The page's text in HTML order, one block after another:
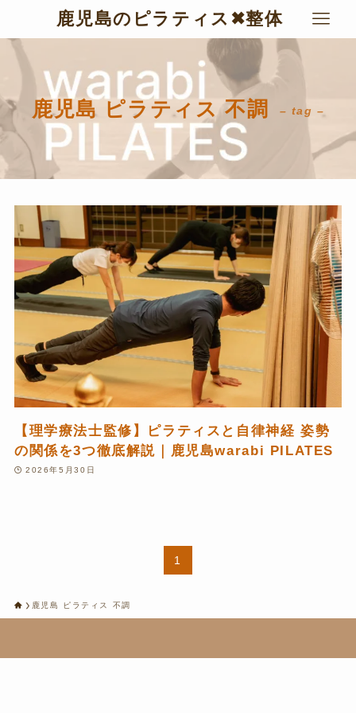
鹿児島のピラティス✖︎整体
鹿児島 ピラティス 不調 – tag –
【理学療法士監修】ピラティスと自律神経 姿勢
の関係を3つ徹底解説｜鹿児島warabi PILATES
2026年5月30日
1
鹿児島 ピラティス 不調